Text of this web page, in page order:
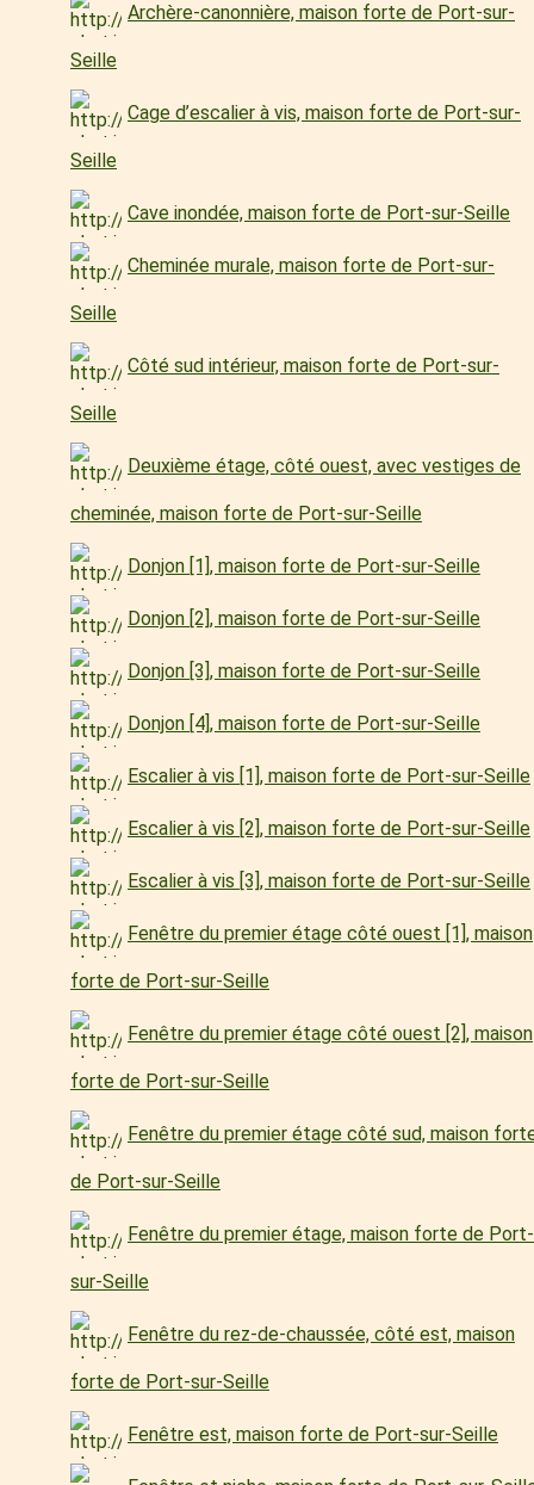
Archère-canonnière, maison forte de Port-sur-
Seille
Cage d’escalier à vis, maison forte de Port-sur-
Seille
Cave inondée, maison forte de Port-sur-Seille
Cheminée murale, maison forte de Port-sur-
Seille
Côté sud intérieur, maison forte de Port-sur-
Seille
Deuxième étage, côté ouest, avec vestiges de
cheminée, maison forte de Port-sur-Seille
Donjon [1], maison forte de Port-sur-Seille
Donjon [2], maison forte de Port-sur-Seille
Donjon [3], maison forte de Port-sur-Seille
Donjon [4], maison forte de Port-sur-Seille
Escalier à vis [1], maison forte de Port-sur-Seille
Escalier à vis [2], maison forte de Port-sur-Seille
Escalier à vis [3], maison forte de Port-sur-Seille
Fenêtre du premier étage côté ouest [1], maison
forte de Port-sur-Seille
Fenêtre du premier étage côté ouest [2], maison
forte de Port-sur-Seille
Fenêtre du premier étage côté sud, maison
de Port-sur-Seille
Fenêtre du premier étage, maison forte de Port-
sur-Seille
Fenêtre du rez-de-chaussée, côté est, maison
forte de Port-sur-Seille
Fenêtre est, maison forte de Port-sur-Seille